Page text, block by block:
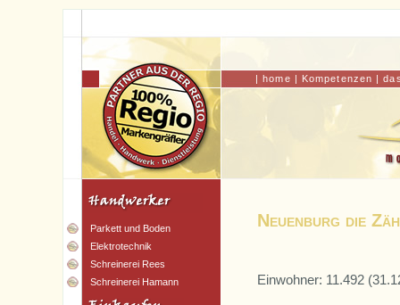
|home | Kompetenzen |
Parkett und Boden
Elektrotechnik
Schreinerei Rees
Schreinerei Hamann
Neuenburg die
Einwohner: 11.492